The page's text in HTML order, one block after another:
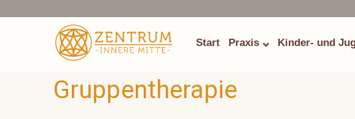
Start Praxis Kinder- und
Gruppentherapie